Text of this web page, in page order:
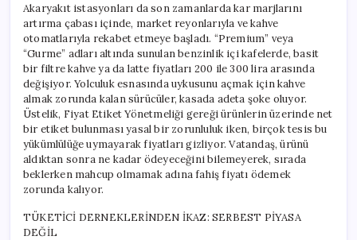
Akaryakıt istasyonları da son zamanlarda kar marjlarını
artırma çabası içinde, market reyonlarıyla ve kahve
otomatlarıyla rekabet etmeye başladı. “Premium” veya
“Gurme” adları altında sunulan benzinlik içi kafelerde, basit
bir filtre kahve ya da latte fiyatları 200 ile 300 lira arasında
değişiyor. Yolculuk esnasında uykusunu açmak için kahve
almak zorunda kalan sürücüler, kasada adeta şoke oluyor.
Üstelik, Fiyat Etiket Yönetmeliği gereği ürünlerin üzerinde net
bir etiket bulunması yasal bir zorunluluk iken, birçok tesis bu
yükümlülüğe uymayarak fiyatları gizliyor. Vatandaş, ürünü
aldıktan sonra ne kadar ödeyeceğini bilemeyerek, sırada
beklerken mahcup olmamak adına fahiş fiyatı ödemek
zorunda kalıyor.
TÜKETİCİ DERNEKLERİNDEN İKAZ: SERBEST PİYASA
DEĞİL